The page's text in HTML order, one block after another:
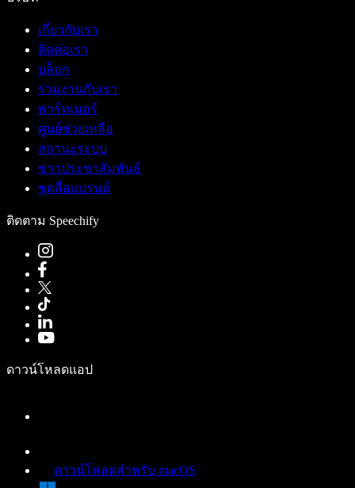
เกี่ยวกับเรา
ติดต่อเรา
บล็อก
ร่วมงานกับเรา
พาร์ทเนอร์
ศูนย์ช่วยเหลือ
สถานะระบบ
ข่าวประชาสัมพันธ์
ชุดสื่อแบรนด์
ติดตาม Speechify
ดาวน์โหลดแอป
ดาวน์โหลดสำหรับ macOS